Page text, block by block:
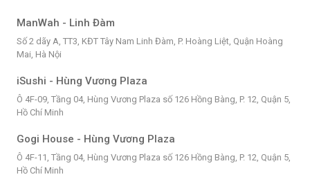
ManWah - Linh Đàm
Số 2 dãy A, TT3, KĐT Tây Nam Linh Đàm, P. Hoàng Liệt, Quận Hoàng
Mai, Hà Nội
iSushi - Hùng Vương Plaza
Ô 4F-09, Tầng 04, Hùng Vương Plaza số 126 Hồng Bàng, P. 12, Quận 5,
Hồ Chí Minh
Gogi House - Hùng Vương Plaza
Ô 4F-11, Tầng 04, Hùng Vương Plaza số 126 Hồng Bàng, P. 12, Quận 5,
Hồ Chí Minh